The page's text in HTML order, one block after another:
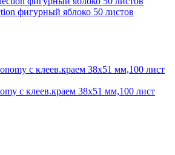
фигурный яблоко 50 листов
с клеев.краем 38x51 мм,100 лист